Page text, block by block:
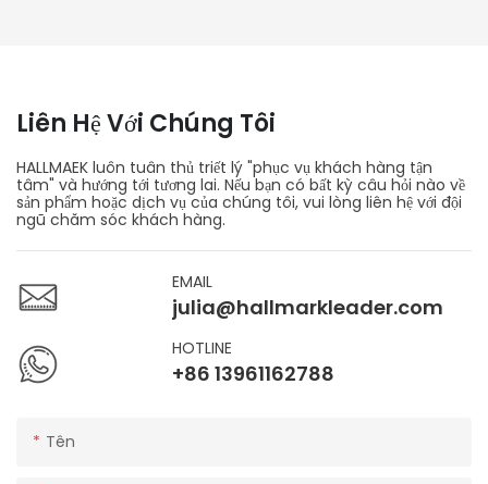
Liên Hệ Với Chúng Tôi
HALLMAEK luôn tuân thủ triết lý "phục vụ khách hàng tận
tâm" và hướng tới tương lai. Nếu bạn có bất kỳ câu hỏi nào về
sản phẩm hoặc dịch vụ của chúng tôi, vui lòng liên hệ với đội
ngũ chăm sóc khách hàng.
EMAIL
julia@hallmarkleader.com
HOTLINE
+86 13961162788
Tên